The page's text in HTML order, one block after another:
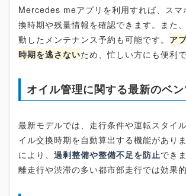
Mercedes meアプリを利用すれば、スマ
換時期や残量情報を確認できます。また
動したメンテナンス予約も可能です。 ア
時期を逃さないため、忙しい方にも便利で
オイル管理に関する最新のベ
最新モデルでは、走行条件や運転スタイ
イル交換時期を自動算出する機能があり
により、 過剰整備や整備不足を防止でき
離走行や渋滞の多い都市部走行では効果的